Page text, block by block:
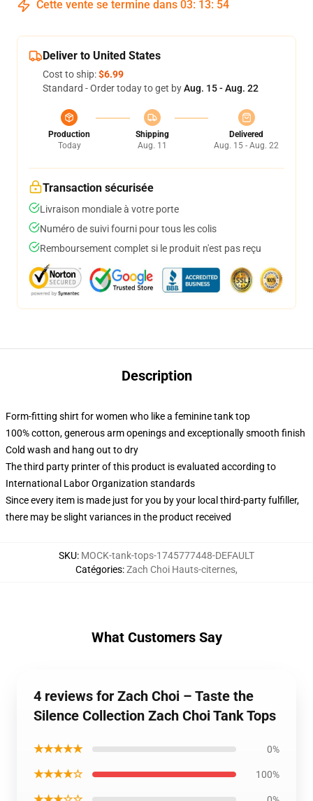
Cette vente se termine dans 03: 13: 54
Deliver to United States
Cost to ship:$6.99
Standard - Order today to get byAug. 15 - Aug. 22
Production
Today
Shipping
Aug. 11
Delivered
Aug. 15 - Aug. 22
Transaction sécurisée
Livraison mondiale à votre porte
Numéro de suivi fourni pour tous les colis
Remboursement complet si le produit n'est pas reçu
Description
Form-fitting shirt for women who like a feminine tank top
100% cotton, generous arm openings and exceptionally smooth finish
Cold wash and hang out to dry
The third party printer of this product is evaluated according to
International Labor Organization standards
Since every item is made just for you by your local third-party fulfiller,
there may be slight variances in the product received
SKU: MOCK-tank-tops-1745777448-DEFAULT
Catégories:Zach Choi Hauts-citernes,
What Customers Say
4 reviews for Zach Choi – Taste the
Silence Collection Zach Choi Tank Tops
★★★★★ 0%
★★★★☆ 100%